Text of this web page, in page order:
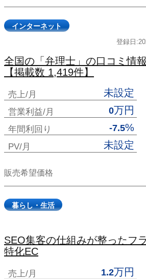
インターネット
登録日
全国の「弁理士」の口コミ情
【掲載数 1,419件】
売上/月 未設定
営業利益/月 0万円
年間利回り -7.5%
PV/月 未設定
販売希望価格
暮らし・生活
SEO集客の仕組みが整ったフ
特化EC
売上/月 1.2万円